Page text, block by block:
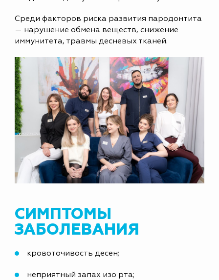
Среди факторов риска развития пародонтита
— нарушение обмена веществ, снижение
иммунитета, травмы десневых тканей.
СИМПТОМЫ
ЗАБОЛЕВАНИЯ
кровоточивость десен;
неприятный запах изо рта;